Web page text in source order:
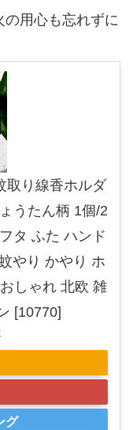
の用心も忘れずに
取り線香ホルダ
うたん柄 1個/2
タ ふた ハンド
やり かやり ホ
しゃれ 北欧 雑
[10770]
グ